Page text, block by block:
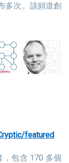
多次。該頻道創
featured
，包含 170 多個